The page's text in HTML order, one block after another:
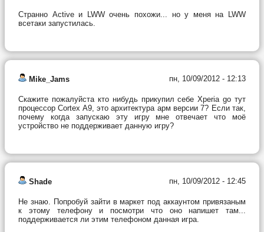
Странно Active и LWW очень похожи... но у меня на LWW
всетаки запустилась.
Mike_Jams пн, 10/09/2012 - 12:13
Скажите пожалуйста кто нибудь прикупил себе Xperia go тут
процессор Cortex A9, это архитектура арм версии 7? Если так,
почему когда запускаю эту игру мне отвечает что моё
устройство не поддерживает данную игру?
Shade пн, 10/09/2012 - 12:45
Не знаю. Попробуй зайти в маркет под аккаунтом привязаным
к этому телефону и посмотри что оно напишет там...
поддерживается ли этим телефоном данная игра.